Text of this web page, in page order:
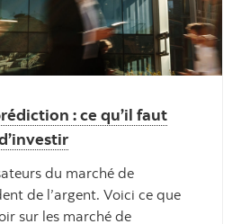
"" ""
: ce qu’il faut
du marché de
de l’argent. Voici ce que
sur les marché de